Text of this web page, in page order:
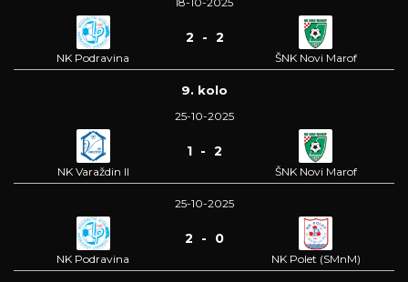
NK Podravina
2 - 2
ŠNK Novi Marof
9. kolo
25-10-2025
NK Varaždin II
1 - 2
ŠNK Novi Marof
25-10-2025
NK Podravina
2 - 0
NK Polet (SMnM)